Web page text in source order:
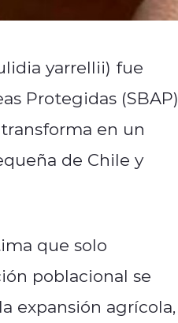
yarrellii) fue
Protegidas (SBAP)
en un
de Chile y
que solo
poblacional se
expansión agrícola,